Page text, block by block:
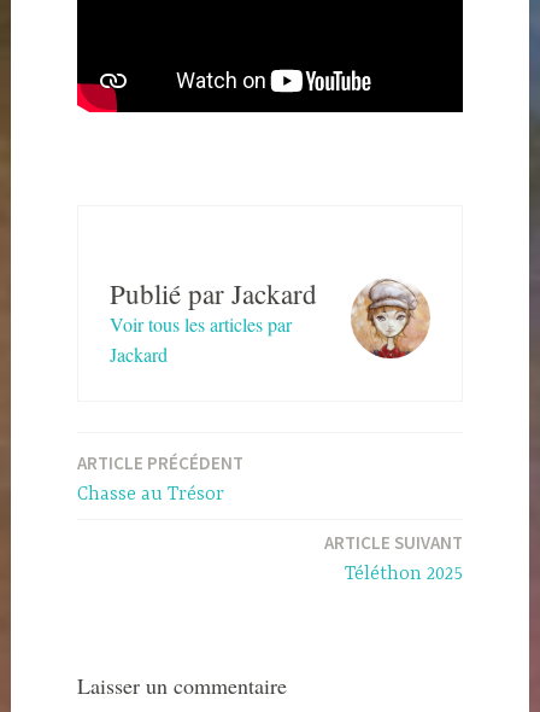
Publié par Jackard
Voir tous les articles par
Jackard
Navigation
de
ARTICLE PRÉCÉDENT
Chasse au Trésor
ARTICLE SUIVANT
Téléthon 2025
Laisser un commentaire